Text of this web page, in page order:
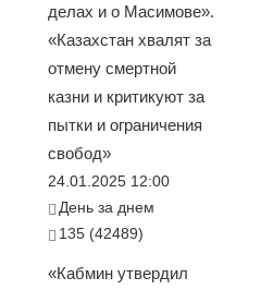
делах и о Масимове».
«Казахстан хвалят за
отмену смертной
казни и критикуют за
пытки и ограничения
свобод»
24.01.2025 12:00
День за днем
135 (42489)
«Кабмин утвердил